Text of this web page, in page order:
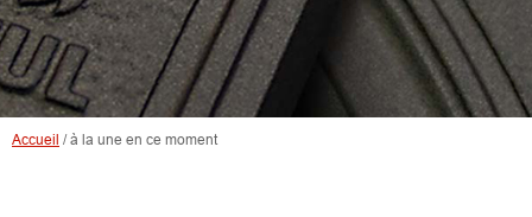
Accueil / à la une en ce moment